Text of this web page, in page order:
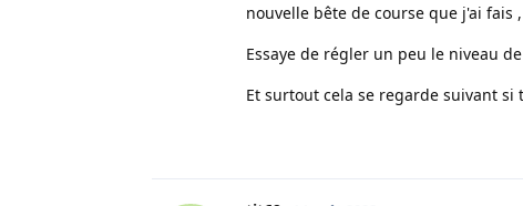
nouvelle bête de course que j'ai
Essaye de régler un peu le niveau
Et surtout cela se regarde suivant si